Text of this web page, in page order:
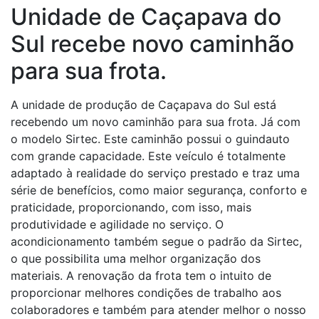
frota.
Unidade de Caçapava do
Sul recebe novo caminhão
para sua frota.
A unidade de produção de Caçapava do Sul está
recebendo um novo caminhão para sua frota. Já com
o modelo Sirtec. Este caminhão possui o guindauto
com grande capacidade. Este veículo é totalmente
adaptado à realidade do serviço prestado e traz uma
série de benefícios, como maior segurança, conforto e
praticidade, proporcionando, com isso, mais
produtividade e agilidade no serviço. O
acondicionamento também segue o padrão da Sirtec,
o que possibilita uma melhor organização dos
materiais. A renovação da frota tem o intuito de
proporcionar melhores condições de trabalho aos
colaboradores e também para atender melhor o nosso